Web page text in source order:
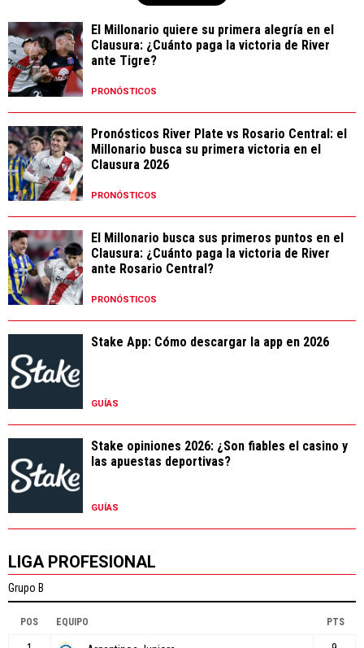
El Millonario quiere su primera alegría en el
Clausura: ¿Cuánto paga la victoria de River
ante Tigre?
PRONÓSTICOS
Pronósticos River Plate vs Rosario Central: el
Millonario busca su primera victoria en el
Clausura 2026
PRONÓSTICOS
El Millonario busca sus primeros puntos en el
Clausura: ¿Cuánto paga la victoria de River
ante Rosario Central?
PRONÓSTICOS
Stake App: Cómo descargar la app en 2026
GUÍAS
Stake opiniones 2026: ¿Son fiables el casino y
las apuestas deportivas?
GUÍAS
LIGA PROFESIONAL